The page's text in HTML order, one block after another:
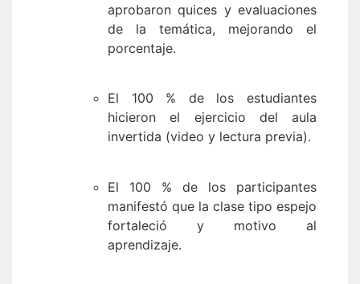
aprobaron quices y evaluaciones
de la temática, mejorando el
porcentaje.
El 100 % de los estudiantes
hicieron el ejercicio del aula
invertida (video y lectura previa).
El 100 % de los participantes
manifestó que la clase tipo espejo
fortaleció y motivo al
aprendizaje.